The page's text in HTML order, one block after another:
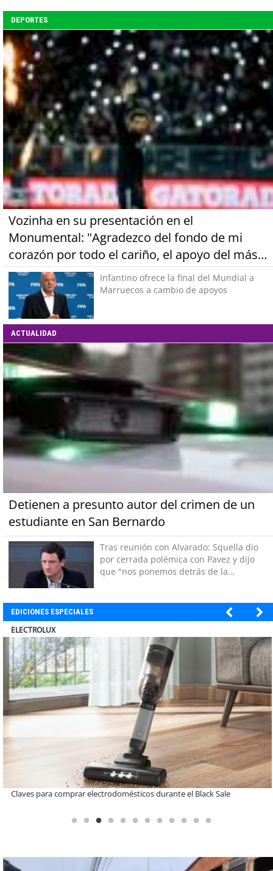
DEPORTES
Vozinha en su presentación en el
Monumental: "Agradezco del fondo de mi
corazón por todo el cariño, el apoyo del más
grande de Chile"Infantino ofrece la final del Mundial a
Marruecos a cambio de apoyos
ACTUALIDAD
Detienen a presunto autor del crimen de un
estudiante en San Bernardo
Tras reunión con Alvarado: Squella dio
por cerrada polémica con Pavez y dijo
que "nos ponemos detrás de la
EDICIONES ESPECIALES
MUTUAL
A dos años de la Ley Karin: especialistas afirman que el desafío es